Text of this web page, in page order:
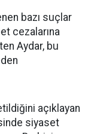
bazı suçlar
cezalarına
Aydar, bu
açıklayan
siyaset